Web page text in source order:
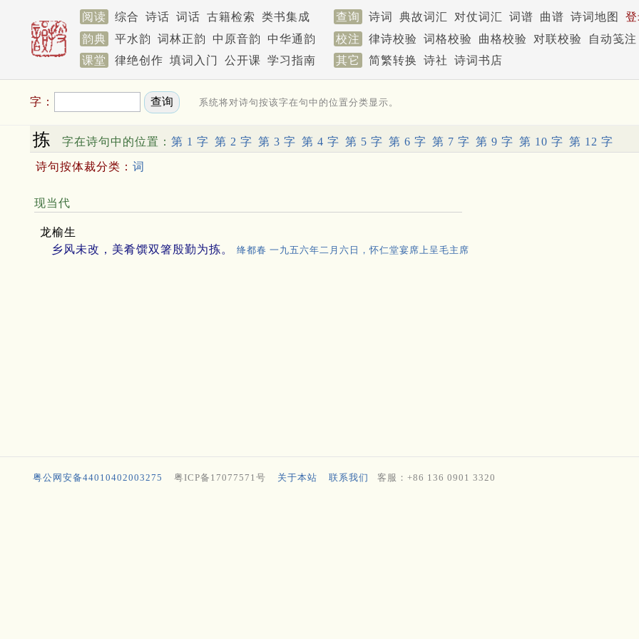
阅读 综合 诗话 词话 古籍检索 类书集成 查询 诗词 典故词汇 对仗词汇 词谱 曲谱 诗词地图
韵典
平水韵 词林正韵 中原音韵 中华通韵 校注 律诗校验 词格校验 曲格校验 对联校验
自动笺注
课堂
律绝创作 填词入门 公开课 学习指南 其它 简繁转换 诗社 诗词书店
字： 系统将对诗句按该字在句中的位置分类显示。
拣 字在诗句中的位置： 第 1 字 第 2 字 第 3 字 第 4 字 第 5 字 第 6 字 第 7 字 第 9 字 第 10 字 第 12 字
诗句按体裁分类： 词
现当代
龙榆生
乡风未改，美肴馔双箸殷勤为拣。
绛都春 一九五六年二月六日，怀仁堂宴席上呈毛主席
粤公网安备44010402003275 粤ICP备17077571号 关于本站 联系我们 客服：+86 136 0901 3320